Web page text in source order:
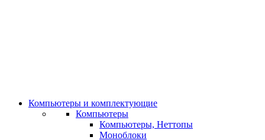
Компьютеры и комплектующие
Компьютеры
Компьютеры, Неттопы
Моноблоки